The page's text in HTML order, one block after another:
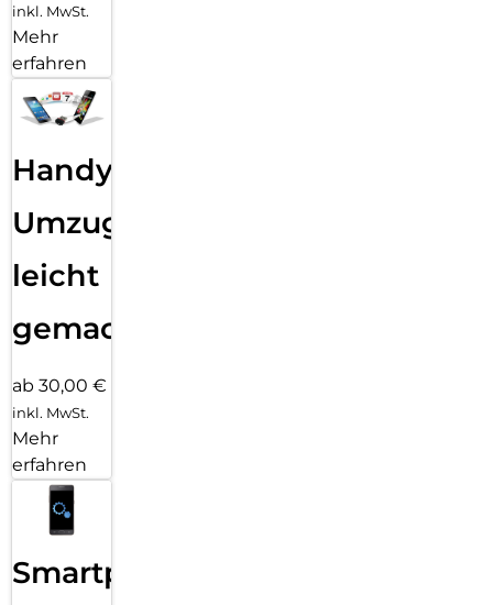
inkl. MwSt.
Mehr
erfahren
Handy
Umzug
leicht
gemacht!
ab 30,00 €
inkl. MwSt.
Mehr
erfahren
Smartphone